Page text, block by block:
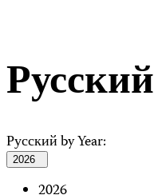
Русский
Русский by Year:
2026